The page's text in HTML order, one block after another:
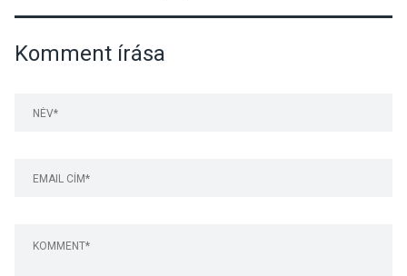
Komment írása